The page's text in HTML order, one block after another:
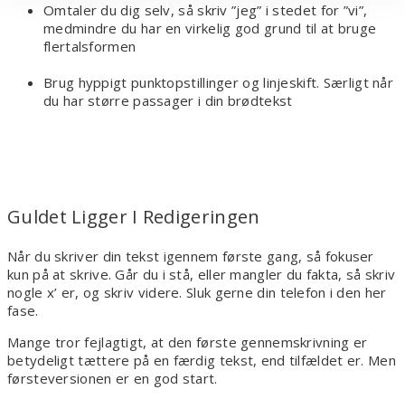
Omtaler du dig selv, så skriv ”jeg” i stedet for ”vi”,
medmindre du har en virkelig god grund til at bruge
flertalsformen
Brug hyppigt punktopstillinger og linjeskift. Særligt når
du har større passager i din brødtekst
Guldet Ligger I Redigeringen
Når du skriver din tekst igennem første gang, så fokuser
kun på at skrive. Går du i stå, eller mangler du fakta, så skriv
nogle x’ er, og skriv videre. Sluk gerne din telefon i den her
fase.
Mange tror fejlagtigt, at den første gennemskrivning er
betydeligt tættere på en færdig tekst, end tilfældet er. Men
førsteversionen er en god start.